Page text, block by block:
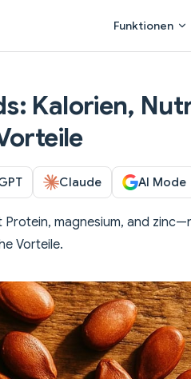
Funktionen
Kalorien,
Claude AI Mode
magnesium, and
Vorteile.